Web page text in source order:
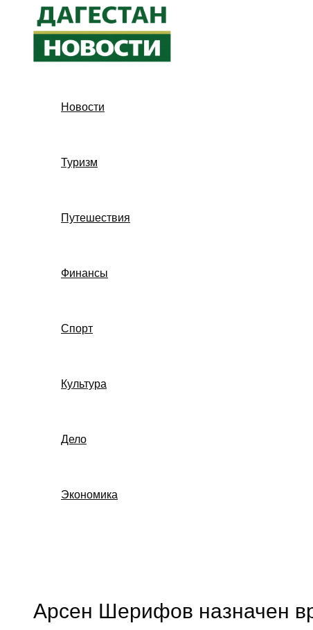
Перейти
содержимому
Новости
Туризм
Путешествия
Финансы
Спорт
Культура
Дело
Экономика
Арсен Шерифов назначен